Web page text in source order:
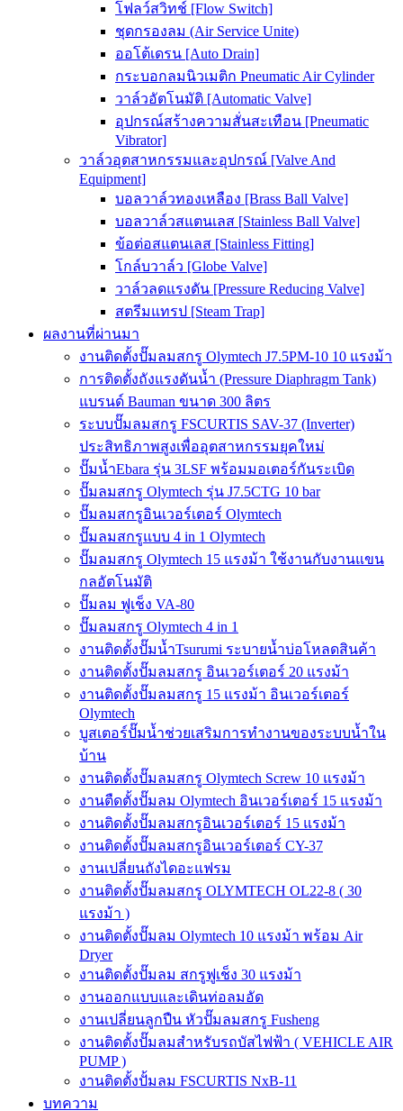
โฟลว์สวิทช์ [Flow Switch]
ชุดกรองลม (Air Service Unite)
ออโต้เดรน [Auto Drain]
กระบอกลมนิวเมติก Pneumatic Air Cylinder
วาล์วอัตโนมัติ [Automatic Valve]
อุปกรณ์สร้างความสั่นสะเทือน [Pneumatic
Vibrator]
วาล์วอุตสาหกรรมและอุปกรณ์ [Valve And
Equipment]
บอลวาล์วทองเหลือง [Brass Ball Valve]
บอลวาล์วสแตนเลส [Stainless Ball Valve]
ข้อต่อสแตนเลส [Stainless Fitting]
โกล์บวาล์ว [Globe Valve]
วาล์วลดแรงดัน [Pressure Reducing Valve]
สตรีมแทรป [Steam Trap]
ผลงานที่ผ่านมา
งานติดตั้งปั๊มลมสกรู Olymtech J7.5PM-10 10 แรงม้า
การติดตั้งถังแรงดันน้ำ (Pressure Diaphragm Tank)
แบรนด์ Bauman ขนาด 300 ลิตร
ระบบปั๊มลมสกรู FSCURTIS SAV-37 (Inverter)
ประสิทธิภาพสูงเพื่ออุตสาหกรรมยุคใหม่
ปั๊มน้ำEbara รุ่น 3LSF พร้อมมอเตอร์กันระเบิด
ปั๊มลมสกรู Olymtech รุ่น J7.5CTG 10 bar
ปั๊มลมสกรูอินเวอร์เตอร์ Olymtech
ปั๊มลมสกรูแบบ 4 in 1 Olymtech
ปั๊มลมสกรู Olymtech 15 แรงม้า ใช้งานกับงานแขน
กลอัตโนมัติ
ปั๊มลม ฟูเช็ง VA-80
ปั๊มลมสกรู Olymtech 4 in 1
งานติดตั้งปั๊มน้ำTsurumi ระบายน้ำบ่อโหลดสินค้า
งานติดตั้งปั๊มลมสกรู อินเวอร์เตอร์ 20 แรงม้า
งานติดตั้งปั๊มลมสกรู 15 แรงม้า อินเวอร์เตอร์
Olymtech
บูสเตอร์ปั๊มน้ำช่วยเสริมการทำงานของระบบน้ำใน
บ้าน
งานติดตั้งปั๊มลมสกรู Olymtech Screw 10 แรงม้า
งานตืดตั้งปั๊มลม Olymtech อินเวอร์เตอร์ 15 แรงม้า
งานติดตั้งปั๊มลมสกรูอินเวอร์เตอร์ 15 แรงม้า
งานติดตั้งปั๊มลมสกรูอินเวอร์เตอร์ CY-37
งานเปลี่ยนถังไดอะแฟรม
งานติดตั้งปั๊มลมสกรู OLYMTECH OL22-8 ( 30
แรงม้า )
งานติดตั้งปั๊มลม Olymtech 10 แรงม้า พร้อม Air
Dryer
งานติดตั้งปั๊มลม สกรูฟูเช็ง 30 แรงม้า
งานออกแบบและเดินท่อลมอัด
งานเปลี่ยนลูกปืน หัวปั๊มลมสกรู Fusheng
งานติดตั้งปั๊มลมสำหรับรถบัสไฟฟ้า ( VEHICLE AIR
PUMP )
งานติดตั้งปั้มลม FSCURTIS NxB-11
บทความ